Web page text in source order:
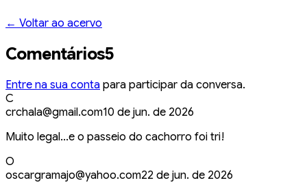
← Voltar ao acervo
Comentários5
Entre na sua conta para participar da conversa.
C
crchala@gmail.com10 de jun. de 2026
Muito legal...e o passeio do cachorro foi tri!
O
oscargramajo@yahoo.com22 de jun. de 2026